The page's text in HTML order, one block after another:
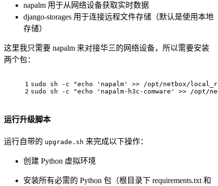
napalm 用于从网络设备获取实时数据
django-storages 用于连接远程文件存储（默认是使用本地
存储）
这里我只需要 napalm 来对接华三的网络设备，所以需要安装
两个包：
1
2
sudo sh -c "echo 'napalm' >> /opt/netbox/
sudo sh -c "echo 'napalm-h3c-comware' >> /opt/
运行升级脚本
运行自带的 upgrade.sh 来完成以下操作：
创建 Python 虚拟环境
安装所有必需的 Python 包（根目录下 requirements.txt 和